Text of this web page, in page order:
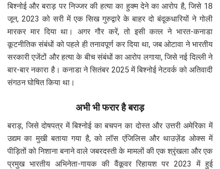
बिश्नोई और बराड़ पर निज्जर की हत्या का हुक्म देने का आरोप है, जिसे 18
जून, 2023 को सरी में एक सिख गुरुद्वारे के बाहर दो बंदूकधारियों ने गोली
मारकर मार दिया था। अगर गौर करें, तो इसी कत्ल ने भारत-कनाडा
कूटनीतिक संबंधों को पहले ही तनावपूर्ण कर दिया था, जब ओटावा ने भारतीय
सरकारी एजेंटों और हत्या के बीच संबंधों का आरोप लगाया, जिसे नई दिल्ली ने
बार-बार नकारा है। कनाडा ने सितंबर 2025 में बिश्नोई नेटवर्क को अतिवादी
संगठन घोषित किया था।
अभी भी फरार है बराड़
बराड़, जिसे दोषपत्र में बिश्नोई का बचपन का दोस्त और उत्तरी अमेरिका में
उद्यम का मुखी बताया गया है, को लॉस एंजिलिस और थाउज़ेंड ओक्स में
पीड़ितों को निशाना बनाने वाले जबरदस्ती के मामलों की एक श्रृंखला और एक
प्रमुख भारतीय अभिनेता-गायक की वैंकूवर रिहायश पर 2023 में हुई